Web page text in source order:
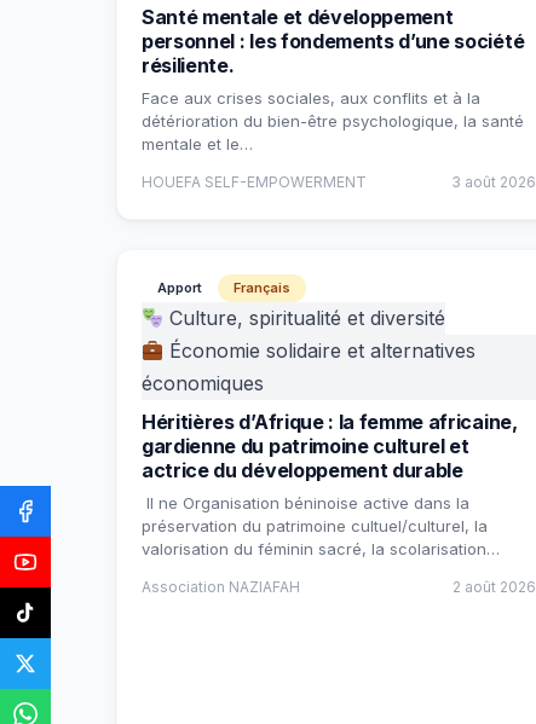
Santé mentale et développement
personnel : les fondements d’une société
résiliente.
Face aux crises sociales, aux conflits et à la
détérioration du bien-être psychologique, la santé
mentale et le…
HOUEFA SELF-EMPOWERMENT 3 août 2026
Apport Français
Culture, spiritualité et diversité
Économie solidaire et alternatives
économiques
Héritières d’Afrique : la femme africaine,
gardienne du patrimoine culturel et
actrice du développement durable
Il ne Organisation béninoise active dans la
préservation du patrimoine cultuel/culturel, la
valorisation du féminin sacré, la scolarisation…
Association NAZIAFAH 2 août 2026